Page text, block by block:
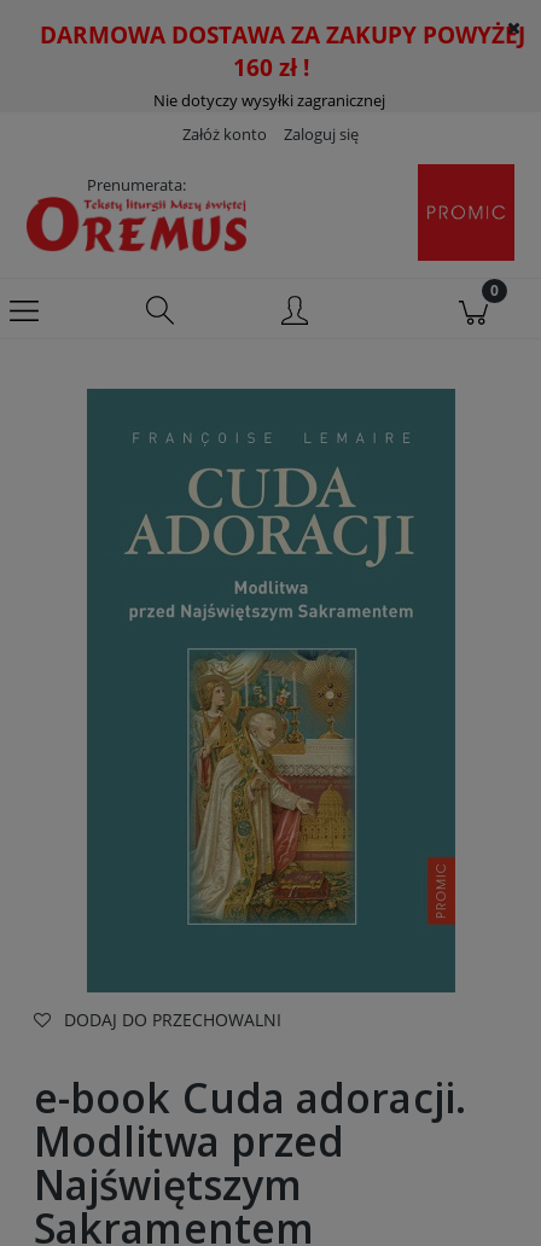
DARMOWA DOSTAWA ZA ZAKUPY POWYŻEJ
160 zł !
Nie dotyczy wysyłki zagranicznej
Załóż konto
Zaloguj się
Prenumerata:
DODAJ DO PRZECHOWALNI
e-book Cuda adoracji.
Modlitwa przed
Najświętszym
Sakramentem